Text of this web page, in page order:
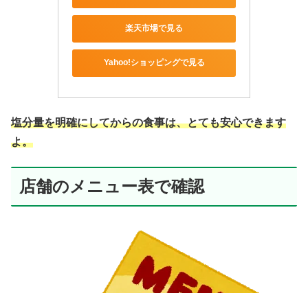
楽天市場で見る
Yahoo!ショッピングで見る
塩分量を明確にしてからの食事は、とても安心できます
よ。
店舗のメニュー表で確認